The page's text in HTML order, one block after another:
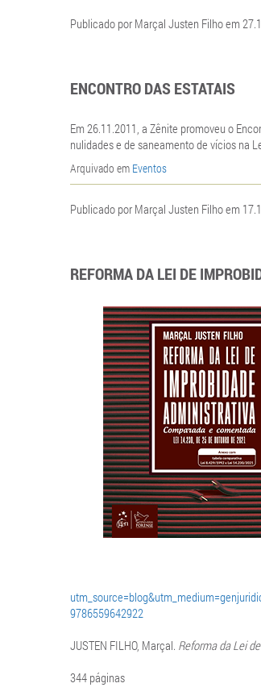
Publicado por Marçal Justen Filho em
ENCONTRO DAS ESTATAIS
Em 26.11.2011, a Zênite promoveu o
nulidades e de saneamento de vícios na
Arquivado em Eventos
Publicado por Marçal Justen Filho em
REFORMA DA LEI DE
9786559642922
JUSTEN FILHO, Marçal. Reforma da Lei
344 páginas